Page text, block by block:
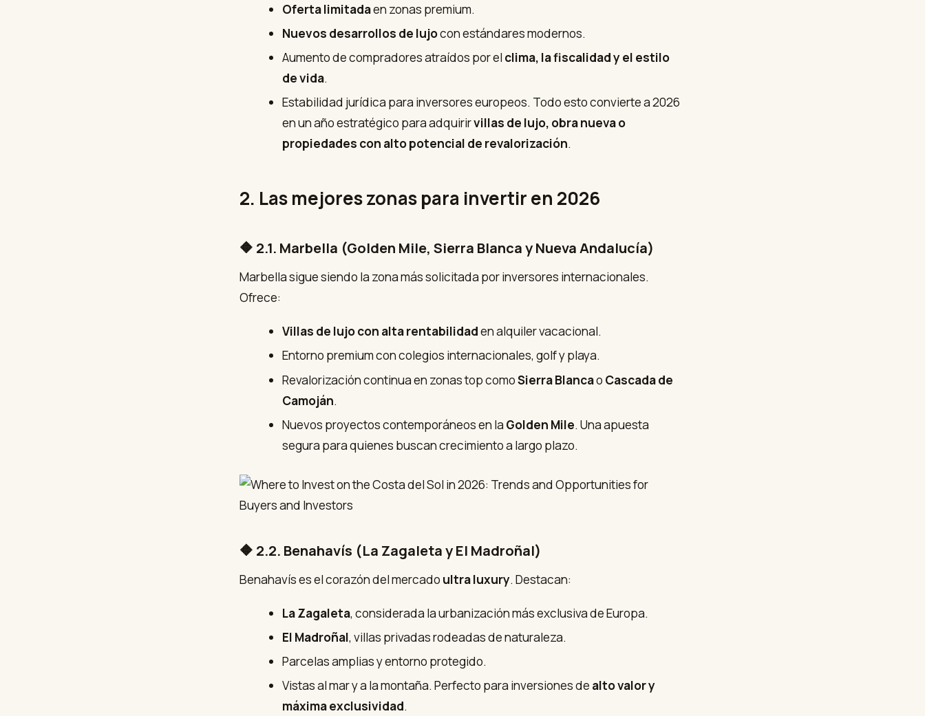
Oferta limitadaen zonas premium.
Nuevos desarrollos de lujocon estándares modernos.
Aumento de compradores atraídos por el clima, la fiscalidad y el estilo
de vida.
Estabilidad jurídica para inversores europeos. Todo esto convierte a 2026
en un año estratégico para adquirirvillas de lujo, obra nueva o
propiedades con alto potencial de revalorización.
2. Las mejores zonas para invertir en 2026
🔶 2.1. Marbella (Golden Mile, Sierra Blanca y Nueva Andalucía)
Marbella sigue siendo la zona más solicitada por inversores internacionales.
Ofrece:
Villas de lujo con alta rentabilidaden alquiler vacacional.
Entorno premium con colegios internacionales, golf y playa.
Revalorización continua en zonas top comoSierra Blancao Cascada de
Camoján.
Nuevos proyectos contemporáneos en la Golden Mile. Una apuesta
segura para quienes buscan crecimiento a largo plazo.
🔶 2.2. Benahavís (La Zagaleta y El Madroñal)
Benahavís es el corazón del mercado ultra luxury. Destacan:
La Zagaleta, considerada la urbanización más exclusiva de Europa.
El Madroñal, villas privadas rodeadas de naturaleza.
Parcelas amplias y entorno protegido.
Vistas al mar y a la montaña. Perfecto para inversiones de alto valor y
máxima exclusividad.